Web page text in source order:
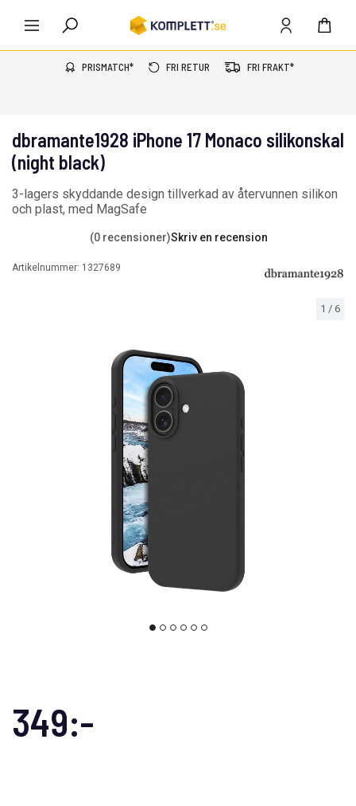
PRISMATCH* FRI RETUR FRI FRAKT*
1 / 6
dbramante1928 iPhone 17 Monaco silikonskal
(night black)
3-lagers skyddande design tillverkad av återvunnen silikon
och plast, med MagSafe
(0 recensioner)Skriv en recension
Artikelnummer: 1327689
349:-